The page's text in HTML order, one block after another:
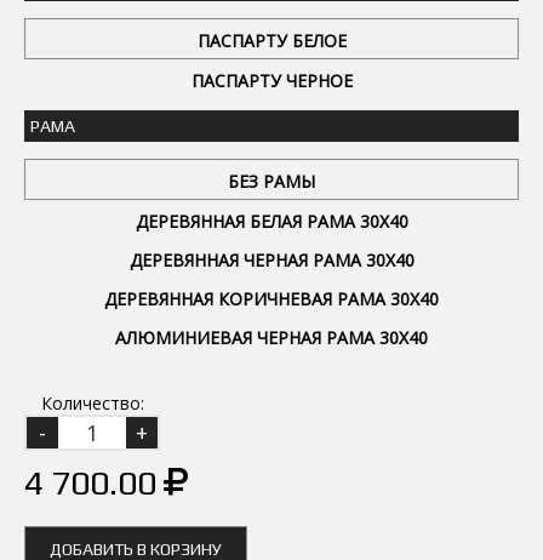
ПАСПАРТУ БЕЛОЕ
ПАСПАРТУ ЧЕРНОЕ
РАМА
БЕЗ РАМЫ
ДЕРЕВЯННАЯ БЕЛАЯ РАМА 30Х40
ДЕРЕВЯННАЯ ЧЕРНАЯ РАМА 30Х40
ДЕРЕВЯННАЯ КОРИЧНЕВАЯ РАМА 30Х40
АЛЮМИНИЕВАЯ ЧЕРНАЯ РАМА 30Х40
Количество:
4 700.00
ДОБАВИТЬ В КОРЗИНУ